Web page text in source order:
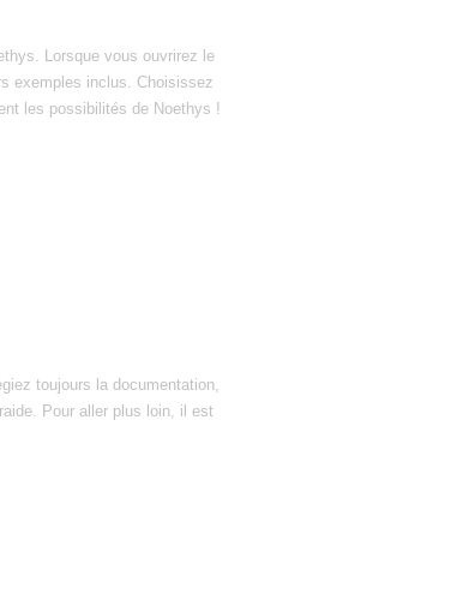
Lorsque vous ouvrirez le
exemples inclus. Choisissez
les possibilités de Noethys !
toujours la documentation,
Pour aller plus loin, il est